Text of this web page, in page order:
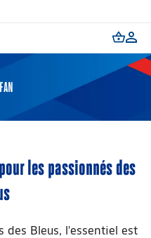
les passionnés des
des Bleus, l'essentiel est